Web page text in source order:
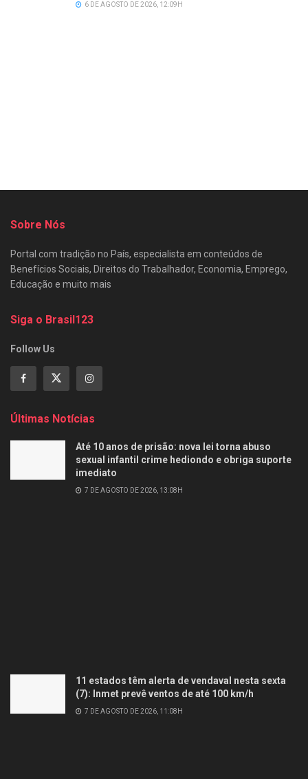
6 DE AGOSTO DE 2026, 12:09H
Sobre Nós
Portal com tradição no País, especialista em conteúdos de
Benefícios Sociais, Direitos do Trabalhador, Economia, Emprego,
Educação e muito mais
Siga o Brasil123
Follow Us
Últimas Notícias
Até 10 anos de prisão: nova lei torna abuso
sexual infantil crime hediondo e obriga suporte
imediato
7 DE AGOSTO DE 2026, 13:08H
11 estados têm alerta de vendaval nesta sexta
(7): Inmet prevê ventos de até 100 km/h
7 DE AGOSTO DE 2026, 11:08H